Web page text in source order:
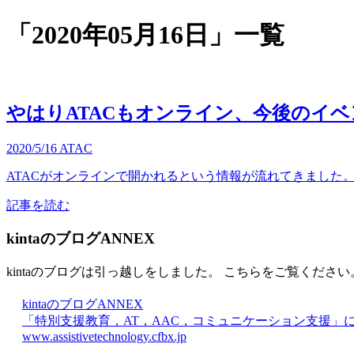
「 2020年05月16日 」 一覧
やはりATACもオンライン、今後のイ
2020/5/16 ATAC
ATACがオンラインで開かれるという情報が流れてきました
記事を読む
kintaのブログANNEX
kintaのブログは引っ越しをしました。 こちらをご覧ください
kintaのブログANNEX
「特別支援教育，AT，AAC，コミュニケーション支援」
www.assistivetechnology.cfbx.jp